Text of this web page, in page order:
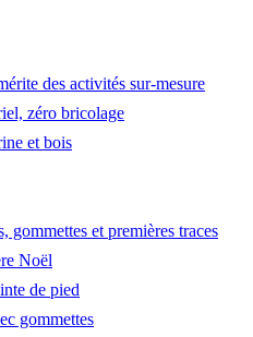
des activités sur-mesure
zéro bricolage
et bois
gommettes et premières traces
Noël
de pied
gommettes